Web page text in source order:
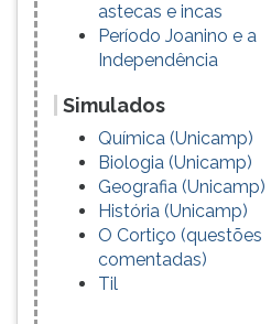
astecas e incas
Período Joanino e a
Independência
Simulados
Química (Unicamp)
Biologia (Unicamp)
Geografia (Unicamp)
História (Unicamp)
O Cortiço (questões
comentadas)
Til